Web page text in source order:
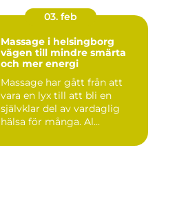
03. feb
Massage i helsingborg
vägen till mindre smärta
och mer energi
Massage har gått från att
vara en lyx till att bli en
självklar del av vardaglig
hälsa för många. Al...